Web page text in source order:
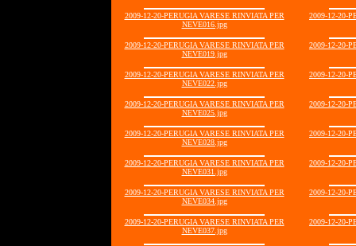
2009-12-20-PERUGIA VARESE RINVIATA PER
NEVE016.jpg
2009-12-20-
2009-12-20-PERUGIA VARESE RINVIATA PER
NEVE019.jpg
2009-12-20-
2009-12-20-PERUGIA VARESE RINVIATA PER
NEVE022.jpg
2009-12-20-
2009-12-20-PERUGIA VARESE RINVIATA PER
NEVE025.jpg
2009-12-20-
2009-12-20-PERUGIA VARESE RINVIATA PER
NEVE028.jpg
2009-12-20-
2009-12-20-PERUGIA VARESE RINVIATA PER
NEVE031.jpg
2009-12-20-
2009-12-20-PERUGIA VARESE RINVIATA PER
NEVE034.jpg
2009-12-20-
2009-12-20-PERUGIA VARESE RINVIATA PER
NEVE037.jpg
2009-12-20-